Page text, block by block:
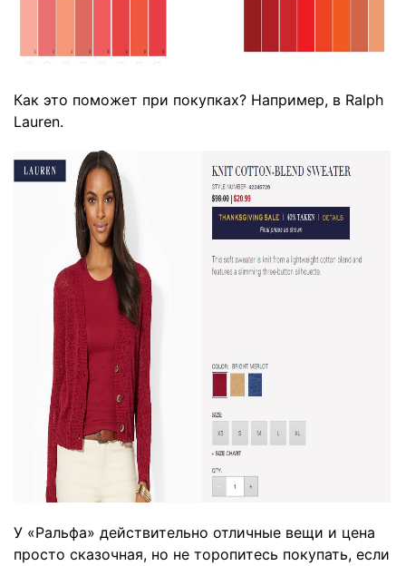
Как это поможет при покупках? Например, в Ralph
Lauren.
У «Ральфа» действительно отличные вещи и цена
просто сказочная, но не торопитесь покупать, если